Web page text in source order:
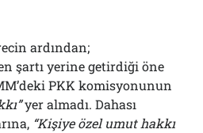
ardından;
şartı yerine getirdiği öne
PKK komisyonunun
yer almadı. Dahası
“Kişiye özel umut hakkı